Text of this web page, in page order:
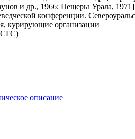
и др., 1966; Пещеры Урала,
конференции.
курирующие организации
описание